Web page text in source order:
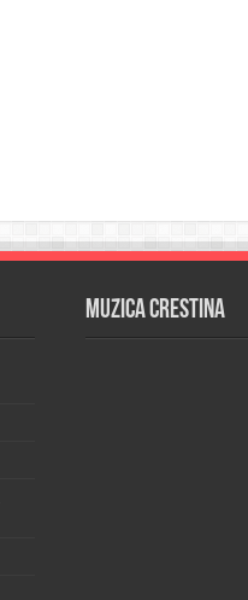
Muzica Crestina